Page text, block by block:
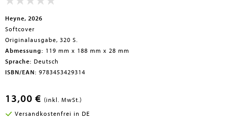
Heyne, 2026
Softcover
Originalausgabe, 320 S.
Abmessung: 119 mm x 188 mm x 28 mm
Sprache: Deutsch
ISBN/EAN: 9783453429314
13,00 € (inkl. MwSt.)
Versandkostenfrei in DE